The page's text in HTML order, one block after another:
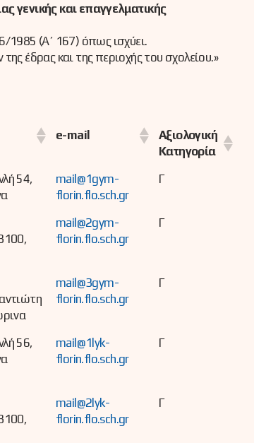
γενικής και επαγγελματικής
1985 (Α΄ 167) όπως ισχύει.
έδρας και της περιοχής του σχολείου.»
e-mail
Αξιολογική
Κατηγορία
54,
mail@1gym-
florin.flo.sch.gr
Γ
mail@2gym-
florin.flo.sch.gr
Γ
mail@3gym-
florin.flo.sch.gr
Γ
56,
mail@1lyk-
florin.flo.sch.gr
Γ
mail@2lyk-
florin.flo.sch.gr
Γ